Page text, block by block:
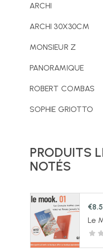
ARCHI
ARCHI 30X30CM
MONSIEUR Z
PANORAMIQUE
ROBERT COMBAS
SOPHIE GRIOTTO
PRODUITS
NOTÉS
€
Le